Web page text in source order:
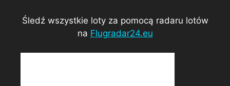
Śledź wszystkie loty za pomocą radaru lotów
na Flugradar24.eu